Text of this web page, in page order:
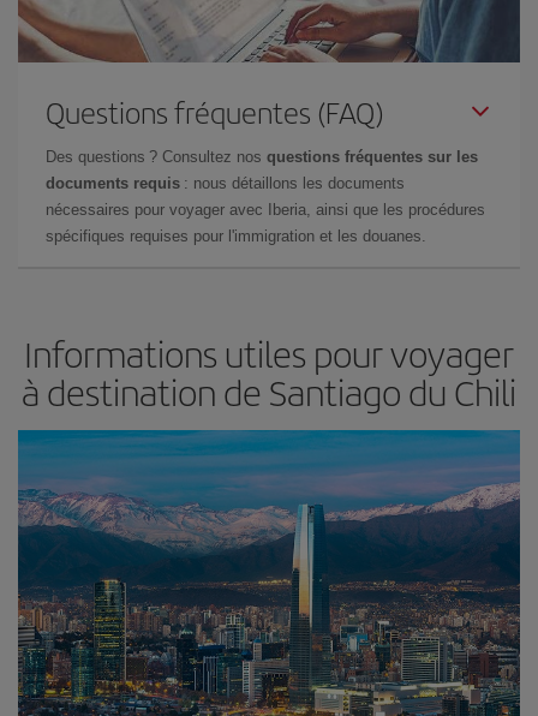
Questions fréquentes (FAQ)
Des questions ? Consultez nos questions fréquentes sur les
documents requis : nous détaillons les documents
nécessaires pour voyager avec Iberia, ainsi que les procédures
spécifiques requises pour l'immigration et les douanes.
Informations utiles pour voyager
à destination de Santiago du Chili